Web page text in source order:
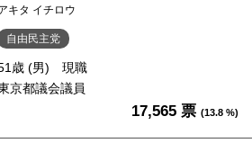
キタ イチロウ
自由民主党
歳 (男)
現職
京都議会議員
17,565 票 (13.8 %)